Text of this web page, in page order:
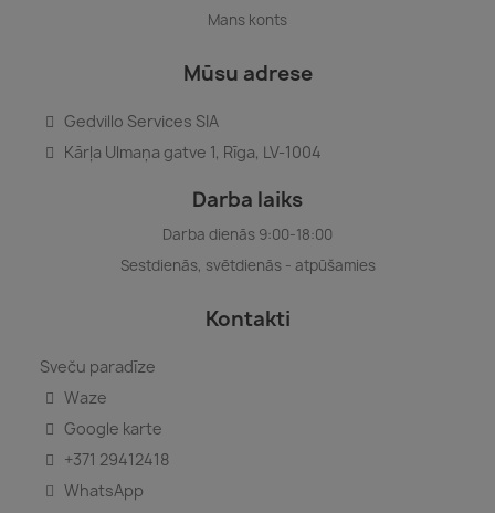
Mans konts
Mūsu adrese
Gedvillo Services SIA
Kārļa Ulmaņa gatve 1, Rīga, LV-1004
Darba laiks
Darba dienās 9:00-18:00
Sestdienās, svētdienās - atpūšamies
Kontakti
Sveču paradīze
Waze
Google karte
+371 29412418
WhatsApp